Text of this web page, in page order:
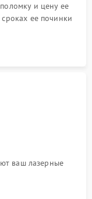
и цену ее
ее починки
ваш лазерные